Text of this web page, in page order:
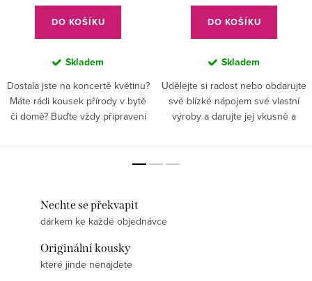
DO KOŠÍKU
Skladem
Dostala jste na koncertě květinu?
Máte rádi kousek přírody v bytě
či domě? Buďte vždy připraveni
DO KOŠÍKU
Skladem
Udělejte si radost nebo obdarujte
své blízké nápojem své vlastní
výroby a darujte jej vkusně a
skvěle doladí váš hudební...
Nechte se překvapit
dárkem ke každé objednávce
Originální kousky
které jinde nenajdete